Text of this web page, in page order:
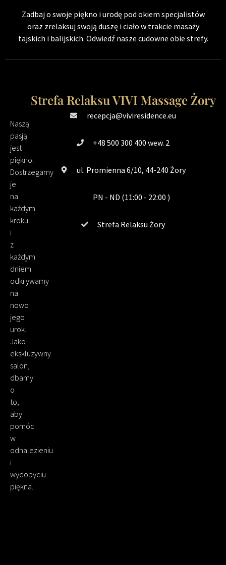
Zadbaj o swoje piękno i urodę pod okiem specjalistów
oraz zrelaksuj swoją duszę i ciało w trakcie masaży
tajskich i balijskich. Odwiedź nasze cudowne obie strefy.
Naszą
pasją
jest
piękno.
Dostrzegamy
je
na
każdym
kroku
i
z
każdym
dniem
odkrywamy
na
nowo
jego
urok.
Jako
ekskluzywny
salon,
dbamy
o
to,
aby
pomóc
w
odnalezieniu
i
wydobyciu
piękna.
Strefa Relaksu VIVI Massage Żory
recepcja@viviresidence.eu
+48 500 300 400 wew. 2
ul. Promienna 6/10, 44-240 Żory
PN - ND (11:00 - 22:00 )
Strefa Relaksu Żory